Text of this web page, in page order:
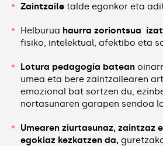
Zaintzaile talde egonkor eta
Helburua haurra zoriontsua
fisiko, intelektual, afektibo eta
Lotura pedagogía batean
umea eta bere zaintzailearen
emozional bat sortzen du,
nortasunaren garapen sendoa
Umearen ziurtasunaz, zaintzaz
egokiaz kezkatzen da,